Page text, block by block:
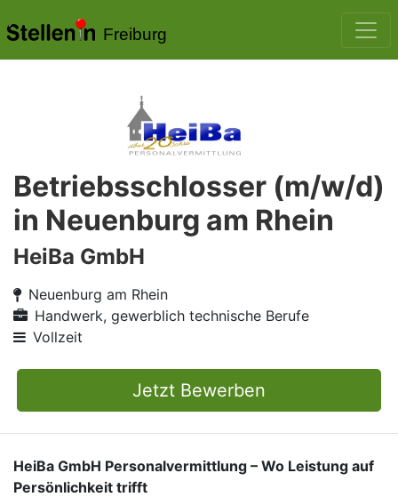
Freiburg
Betriebsschlosser (m/w/d)
in Neuenburg am Rhein
HeiBa GmbH
Neuenburg am Rhein
Handwerk, gewerblich technische Berufe
Vollzeit
Jetzt Bewerben
HeiBa GmbH Personalvermittlung – Wo Leistung auf
Persönlichkeit trifft